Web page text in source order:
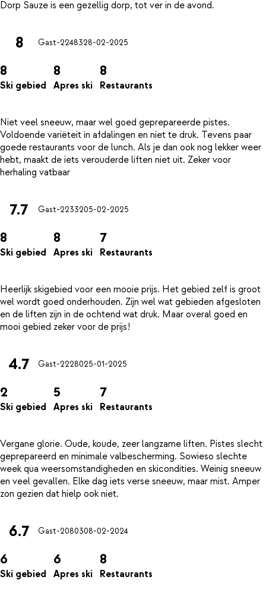
8 Gast-2248328-02-2025
8
Ski gebied
8
Apres ski
8
Restaurants
Niet veel sneeuw, maar wel goed geprepareerde pistes.
Voldoende variëteit in afdalingen en niet te druk. Tevens paar
goede restaurants voor de lunch. Als je dan ook nog lekker weer
hebt, maakt de iets verouderde liften niet uit. Zeker voor
7.7 Gast-2233205-02-2025
8
Ski gebied
8
Apres ski
7
Restaurants
Heerlijk skigebied voor een mooie prijs. Het gebied zelf is groot
wel wordt goed onderhouden. Zijn wel wat gebieden afgesloten
en de liften zijn in de ochtend wat druk. Maar overal goed en
4.7 Gast-2228025-01-2025
2
Ski gebied
5
Apres ski
7
Restaurants
Vergane glorie. Oude, koude, zeer langzame liften. Pistes slecht
geprepareerd en minimale valbescherming. Sowieso slechte
week qua weersomstandigheden en skicondities. Weinig sneeuw
en veel gevallen. Elke dag iets verse sneeuw, maar mist. Amper
6.7 Gast-2080308-02-2024
6
Ski gebied
6
Apres ski
8
Restaurants